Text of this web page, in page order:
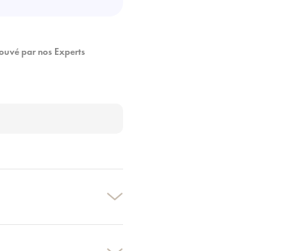
par nos Experts